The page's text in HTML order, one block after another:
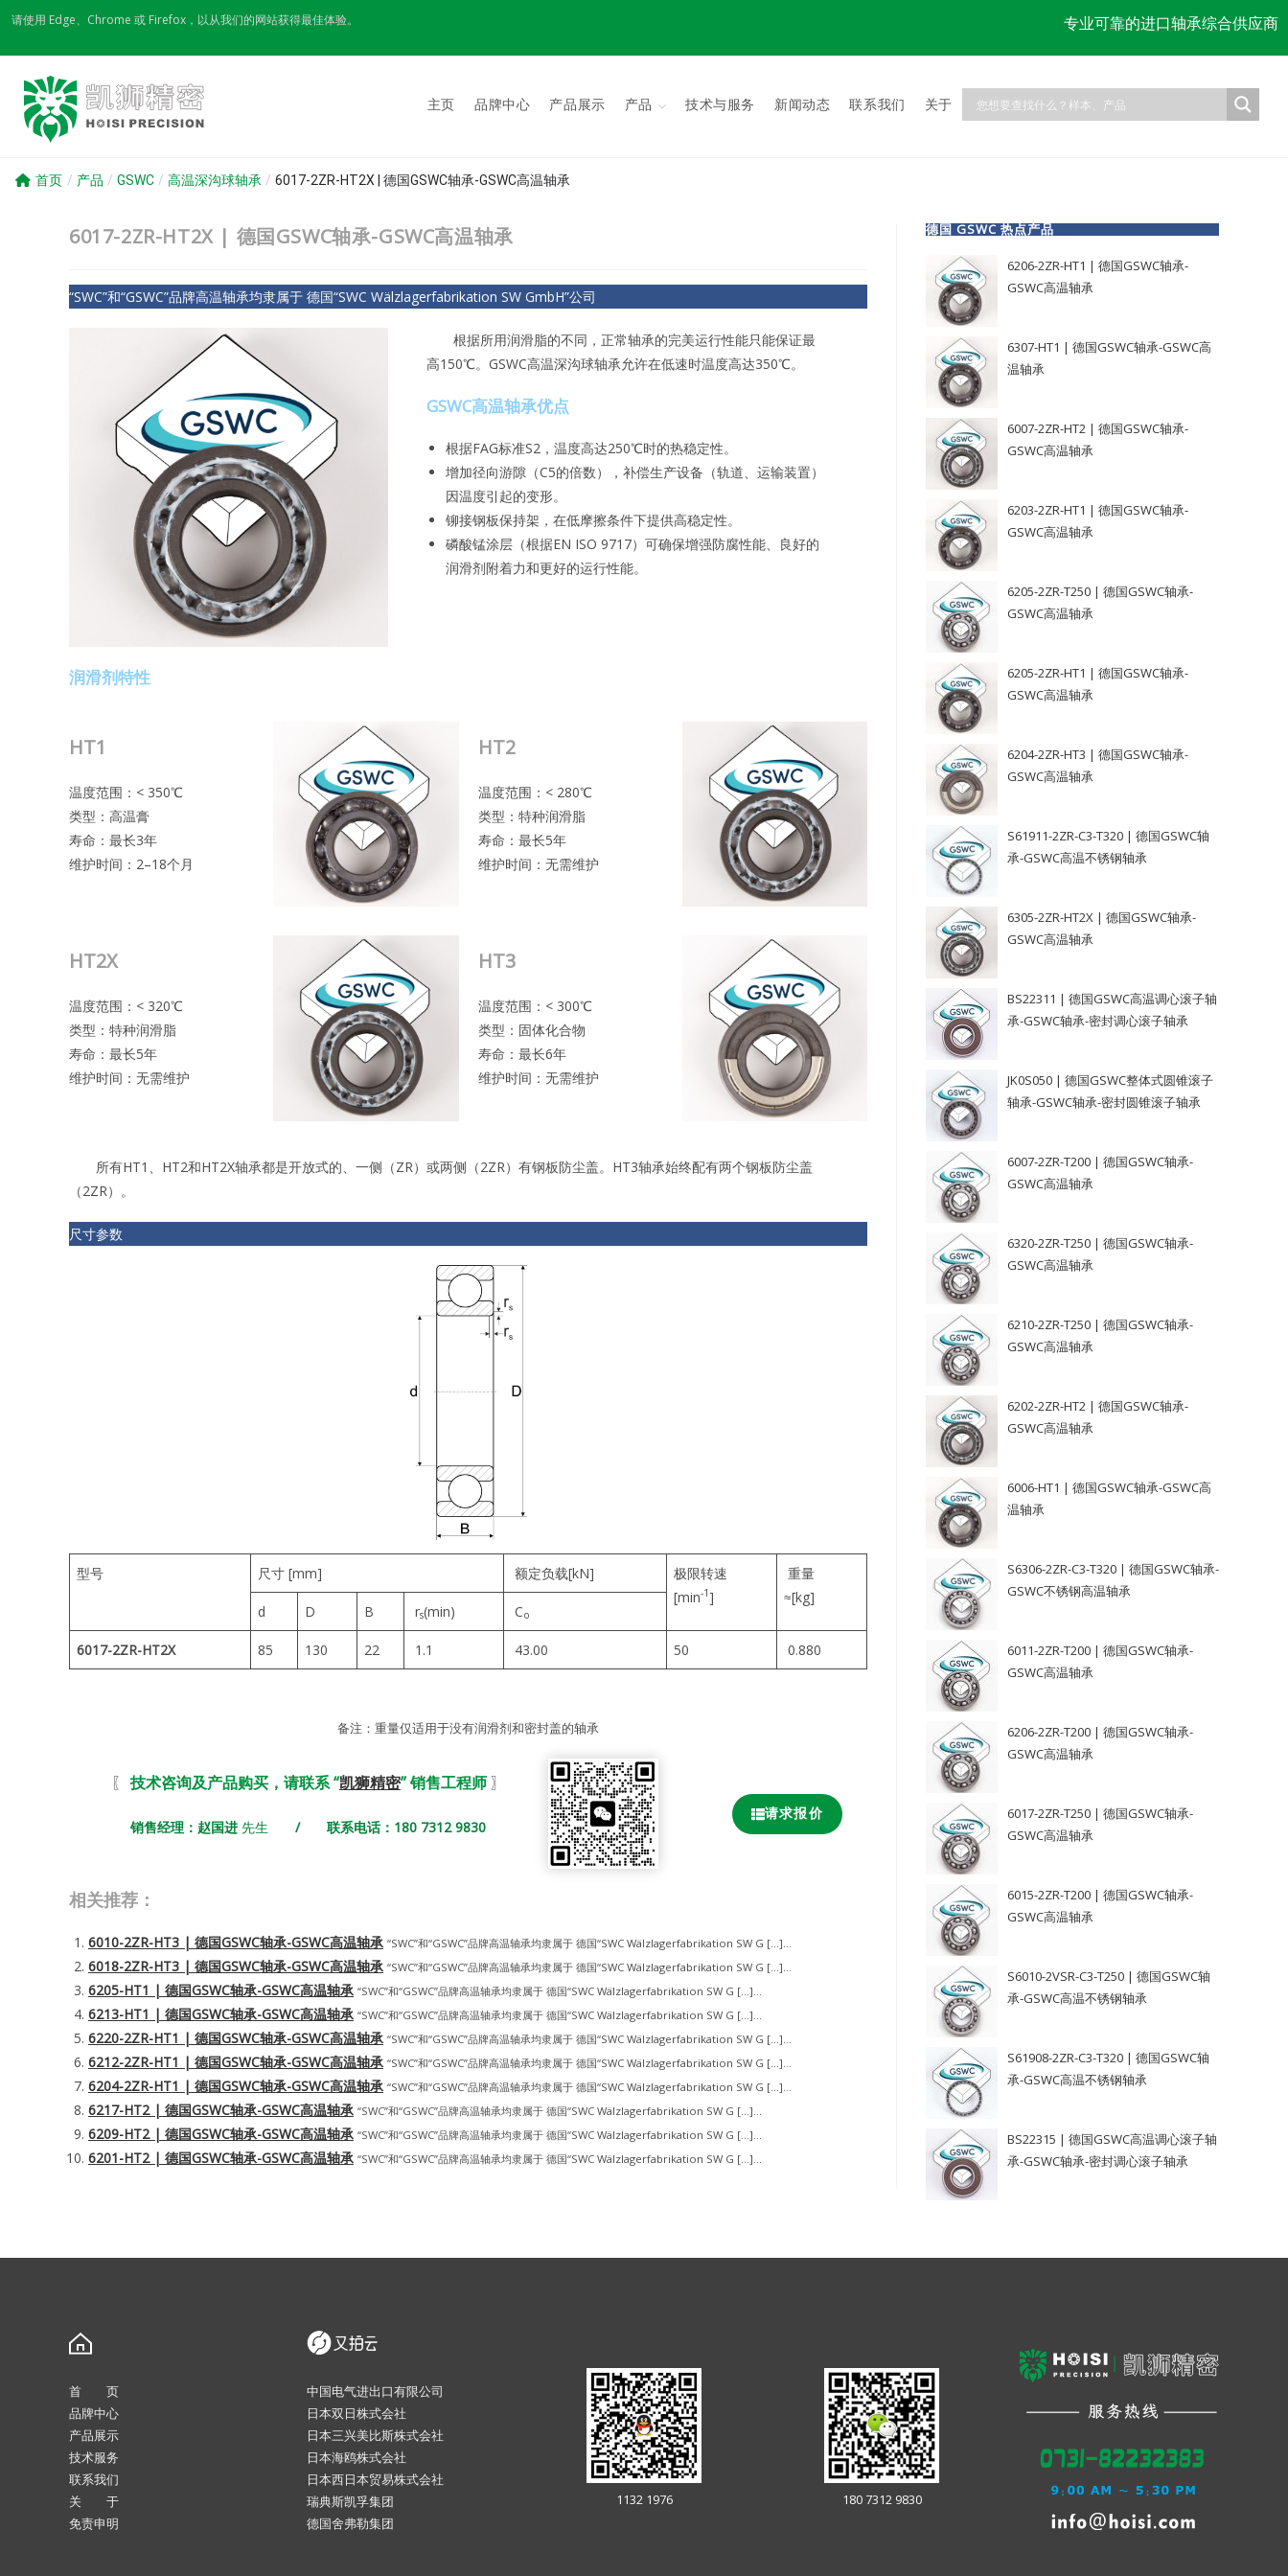
Skip
content
请使用 Edge、Chrome 或 Firefox，以从我们的网站获得最佳体验。 专业可靠的进口轴承综合供应商
主页 品牌中心 产品展示 产品 技术与服务 新闻动态 联系我们 关于
首页 / 产品 / GSWC / 高温深沟球轴承 / 6017-2ZR-HT2X | 德国GSWC轴承-GSWC高温轴承
6017-2ZR-HT2X | 德国GSWC轴承-GSWC高温轴承
“SWC”和“GSWC”品牌高温轴承均隶属于 德国“SWC Wälzlagerfabrikation SW GmbH”公司
根据所用润滑脂的不同，正常轴承的完美运行性能只能保证最
高150℃。GSWC高温深沟球轴承允许在低速时温度高达350℃。
GSWC高温轴承优点
根据FAG标准S2，温度高达250℃时的热稳定性。
增加径向游隙（C5的倍数），补偿生产设备（轨道、运输装置）
因温度引起的变形。
铆接钢板保持架，在低摩擦条件下提供高稳定性。
磷酸锰涂层（根据EN ISO 9717）可确保增强防腐性能、良好的
润滑剂附着力和更好的运行性能。
润滑剂特性
HT1
温度范围：< 350℃
类型：高温膏
寿命：最长3年
维护时间：2–18个月
HT2
温度范围：< 280℃
类型：特种润滑脂
寿命：最长5年
维护时间：无需维护
HT2X
温度范围：< 320℃
类型：特种润滑脂
寿命：最长5年
维护时间：无需维护
HT3
温度范围：< 300℃
类型：固体化合物
寿命：最长6年
维护时间：无需维护
所有HT1、HT2和HT2X轴承都是开放式的、一侧（ZR）或两侧（2ZR）有钢板防尘盖。HT3轴承始终配有两个钢板防尘盖
（2ZR）。
尺寸参数
型号 尺寸 [mm] 额定负载[kN]
极限转速
[min-1]
重量
≈[kg]
d D B rs(min) Co
6017-2ZR-HT2X 85 130 22 1.1 43.00 50 0.880
备注：重量仅适用于没有润滑剂和密封盖的轴承
〖 技术咨询及产品购买，请联系 “凯狮精密” 销售工程师〗
销售经理：赵国进先生 / 联系电话：180 7312 9830
请求报价
相关推荐：
6010-2ZR-HT3 | 德国GSWC轴承-GSWC高温轴承 “SWC”和“GSWC”品牌高温轴承均隶属于 德国“SWC Wälzlagerfabrikation SW G […]...
6018-2ZR-HT3 | 德国GSWC轴承-GSWC高温轴承 “SWC”和“GSWC”品牌高温轴承均隶属于 德国“SWC Wälzlagerfabrikation SW G […]...
6205-HT1 | 德国GSWC轴承-GSWC高温轴承 “SWC”和“GSWC”品牌高温轴承均隶属于 德国“SWC Wälzlagerfabrikation SW G […]...
6213-HT1 | 德国GSWC轴承-GSWC高温轴承 “SWC”和“GSWC”品牌高温轴承均隶属于 德国“SWC Wälzlagerfabrikation SW G […]...
6220-2ZR-HT1 | 德国GSWC轴承-GSWC高温轴承 “SWC”和“GSWC”品牌高温轴承均隶属于 德国“SWC Wälzlagerfabrikation SW G […]...
6212-2ZR-HT1 | 德国GSWC轴承-GSWC高温轴承 “SWC”和“GSWC”品牌高温轴承均隶属于 德国“SWC Wälzlagerfabrikation SW G […]...
6204-2ZR-HT1 | 德国GSWC轴承-GSWC高温轴承 “SWC”和“GSWC”品牌高温轴承均隶属于 德国“SWC Wälzlagerfabrikation SW G […]...
6217-HT2 | 德国GSWC轴承-GSWC高温轴承 “SWC”和“GSWC”品牌高温轴承均隶属于 德国“SWC Wälzlagerfabrikation SW G […]...
6209-HT2 | 德国GSWC轴承-GSWC高温轴承 “SWC”和“GSWC”品牌高温轴承均隶属于 德国“SWC Wälzlagerfabrikation SW G […]...
6201-HT2 | 德国GSWC轴承-GSWC高温轴承 “SWC”和“GSWC”品牌高温轴承均隶属于 德国“SWC Wälzlagerfabrikation SW G […]...
德国 GSWC 热点产品
6206-2ZR-HT1 | 德国GSWC轴承-
GSWC高温轴承
6307-HT1 | 德国GSWC轴承-GSWC高
温轴承
6007-2ZR-HT2 | 德国GSWC轴承-
GSWC高温轴承
6203-2ZR-HT1 | 德国GSWC轴承-
GSWC高温轴承
6205-2ZR-T250 | 德国GSWC轴承-
GSWC高温轴承
6205-2ZR-HT1 | 德国GSWC轴承-
GSWC高温轴承
6204-2ZR-HT3 | 德国GSWC轴承-
GSWC高温轴承
S61911-2ZR-C3-T320 | 德国GSWC轴
承-GSWC高温不锈钢轴承
6305-2ZR-HT2X | 德国GSWC轴承-
GSWC高温轴承
BS22311 | 德国GSWC高温调心滚子轴
承-GSWC轴承-密封调心滚子轴承
JK0S050 | 德国GSWC整体式圆锥滚子
轴承-GSWC轴承-密封圆锥滚子轴承
6007-2ZR-T200 | 德国GSWC轴承-
GSWC高温轴承
6320-2ZR-T250 | 德国GSWC轴承-
GSWC高温轴承
6210-2ZR-T250 | 德国GSWC轴承-
GSWC高温轴承
6202-2ZR-HT2 | 德国GSWC轴承-
GSWC高温轴承
6006-HT1 | 德国GSWC轴承-GSWC高
温轴承
S6306-2ZR-C3-T320 | 德国GSWC轴承-
GSWC不锈钢高温轴承
6011-2ZR-T200 | 德国GSWC轴承-
GSWC高温轴承
6206-2ZR-T200 | 德国GSWC轴承-
GSWC高温轴承
6017-2ZR-T250 | 德国GSWC轴承-
GSWC高温轴承
6015-2ZR-T200 | 德国GSWC轴承-
GSWC高温轴承
S6010-2VSR-C3-T250 | 德国GSWC轴
承-GSWC高温不锈钢轴承
S61908-2ZR-C3-T320 | 德国GSWC轴
承-GSWC高温不锈钢轴承
BS22315 | 德国GSWC高温调心滚子轴
承-GSWC轴承-密封调心滚子轴承
首 页
品牌中心
产品展示
技术服务
联系我们
关 于
免责申明
中国电气进出口有限公司
日本双日株式会社
日本三兴美比斯株式会社
日本海鸥株式会社
日本西日本贸易株式会社
瑞典斯凯孚集团
德国舍弗勒集团
1132 1976 180 7312 9830